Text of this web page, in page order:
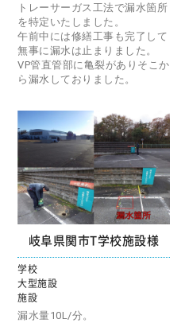
トレーサーガス工法で漏水箇所
を特定いたしました。
午前中には修繕工事も完了して
無事に漏水は止まりました。
VP管直管部に亀裂がありそこか
ら漏水しておりました。
岐阜県関市T学校施設様
学校
大型施設
施設
漏水量10L/分。